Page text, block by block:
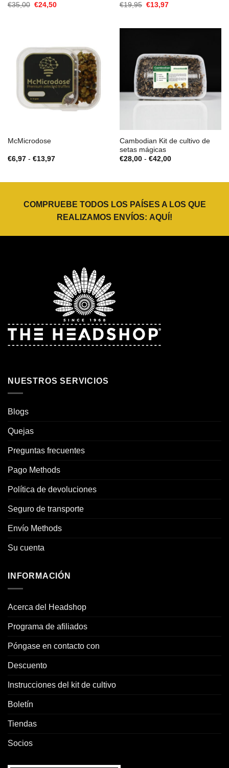
€35,00 El
€24,50El
€19,95 El
€13,97El
McMicrodose
€6,97 - €13,97Rango
Cambodian Kit de cultivo de
setas mágicas
€28,00 - €42,00Rango
COMPRUEBE TODOS LOS PAÍSES A LOS QUE
REALIZAMOS ENVÍOS: AQUÍ !
NUESTROS SERVICIOS
Blogs
Quejas
Preguntas frecuentes
Pago Methods
Política de devoluciones
Seguro de transporte
Envío Methods
Su cuenta
INFORMACIÓN
Acerca del Headshop
Programa de afiliados
Póngase en contacto con
Descuento
Instrucciones del kit de cultivo
Boletín
Tiendas
Socios